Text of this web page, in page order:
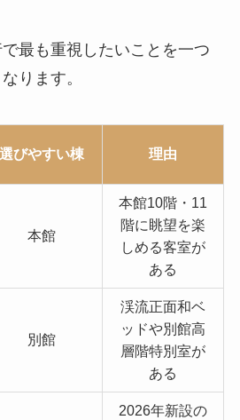
最も重視したいことを一つ
ります。
選びやすい棟 理由
本館
本館10階・11
階に眺望を楽
しめる客室が
ある
別館
渓流正面和ベ
ッドや別館高
層階特別室が
ある
2026年新設の